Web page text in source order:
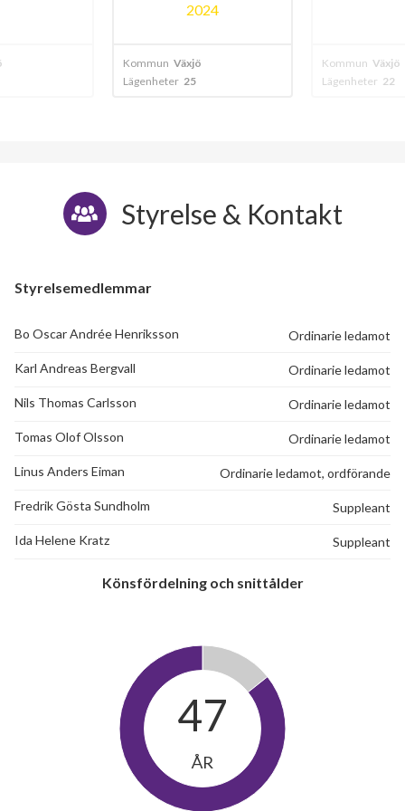
Kommun Växjö
Lägenheter 22
Kommun Växjö
Lägenheter 29
Styrelse & Kontakt
Styrelsemedlemmar
Bo Oscar Andrée Henriksson Ordinarie ledamot
Karl Andreas Bergvall Ordinarie ledamot
Nils Thomas Carlsson Ordinarie ledamot
Tomas Olof Olsson Ordinarie ledamot
Linus Anders Eiman Ordinarie ledamot, ordförande
Fredrik Gösta Sundholm Suppleant
Ida Helene Kratz Suppleant
Könsfördelning och snittålder
47
ÅR